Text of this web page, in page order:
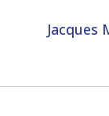
Jacques